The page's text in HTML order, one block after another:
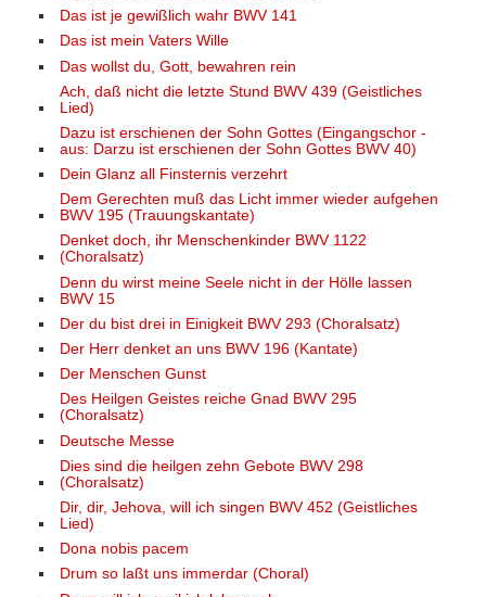
Das ist je gewißlich wahr BWV 141
Das ist mein Vaters Wille
Das wollst du, Gott, bewahren rein
Ach, daß nicht die letzte Stund BWV 439 (Geistliches
Lied)
Dazu ist erschienen der Sohn Gottes (Eingangschor -
aus: Darzu ist erschienen der Sohn Gottes BWV 40)
Dein Glanz all Finsternis verzehrt
Dem Gerechten muß das Licht immer wieder aufgehen
BWV 195 (Trauungskantate)
Denket doch, ihr Menschenkinder BWV 1122
(Choralsatz)
Denn du wirst meine Seele nicht in der Hölle lassen
BWV 15
Der du bist drei in Einigkeit BWV 293 (Choralsatz)
Der Herr denket an uns BWV 196 (Kantate)
Der Menschen Gunst
Des Heilgen Geistes reiche Gnad BWV 295
(Choralsatz)
Deutsche Messe
Dies sind die heilgen zehn Gebote BWV 298
(Choralsatz)
Dir, dir, Jehova, will ich singen BWV 452 (Geistliches
Lied)
Dona nobis pacem
Drum so laßt uns immerdar (Choral)